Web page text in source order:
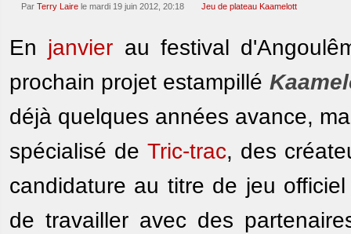
Par Terry Laire le mardi 19 juin 2012, 20:18 Jeu de plateau Kaamelott
En janvier au festival
prochain projet estampillé
déjà quelques années avance,
spécialisé de Tric-trac, des
candidature au titre de jeu
de travailler avec des